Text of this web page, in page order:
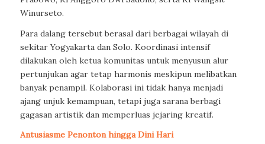
Winurseto.
Para dalang tersebut berasal dari berbagai wilayah di
sekitar Yogyakarta dan Solo. Koordinasi intensif
dilakukan oleh ketua komunitas untuk menyusun alur
pertunjukan agar tetap harmonis meskipun melibatkan
banyak penampil. Kolaborasi ini tidak hanya menjadi
ajang unjuk kemampuan, tetapi juga sarana berbagi
gagasan artistik dan memperluas jejaring kreatif.
Antusiasme Penonton hingga Dini Hari